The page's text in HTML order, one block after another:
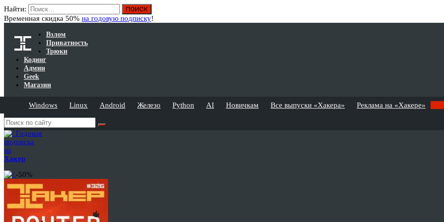
Найти:
Временная скидка 50% на годовую подписку!
Взлом
Приватность
Трюки
Кодинг
Админ
Geek
Магазин
Windows Linux Android Железо Python AI Новичкам Все выпуски «Хакера» Реклама на «Хакере»
Годовая
подписка
на
Хакер
-50%